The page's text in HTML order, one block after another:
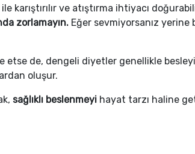
karıştırılır ve atıştırma ihtiyacı
zorlamayın. Eğer sevmiyorsanız
etse de, dengeli diyetler genellikle
oluşur.
sağlıklı beslenmeyi hayat tarzı haline